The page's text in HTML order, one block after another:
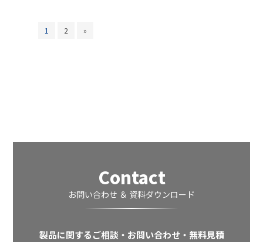
1 2 »
Contact
お問い合わせ ＆ 資料ダウンロード
製品に関するご相談・お問い合わせ・無料見積